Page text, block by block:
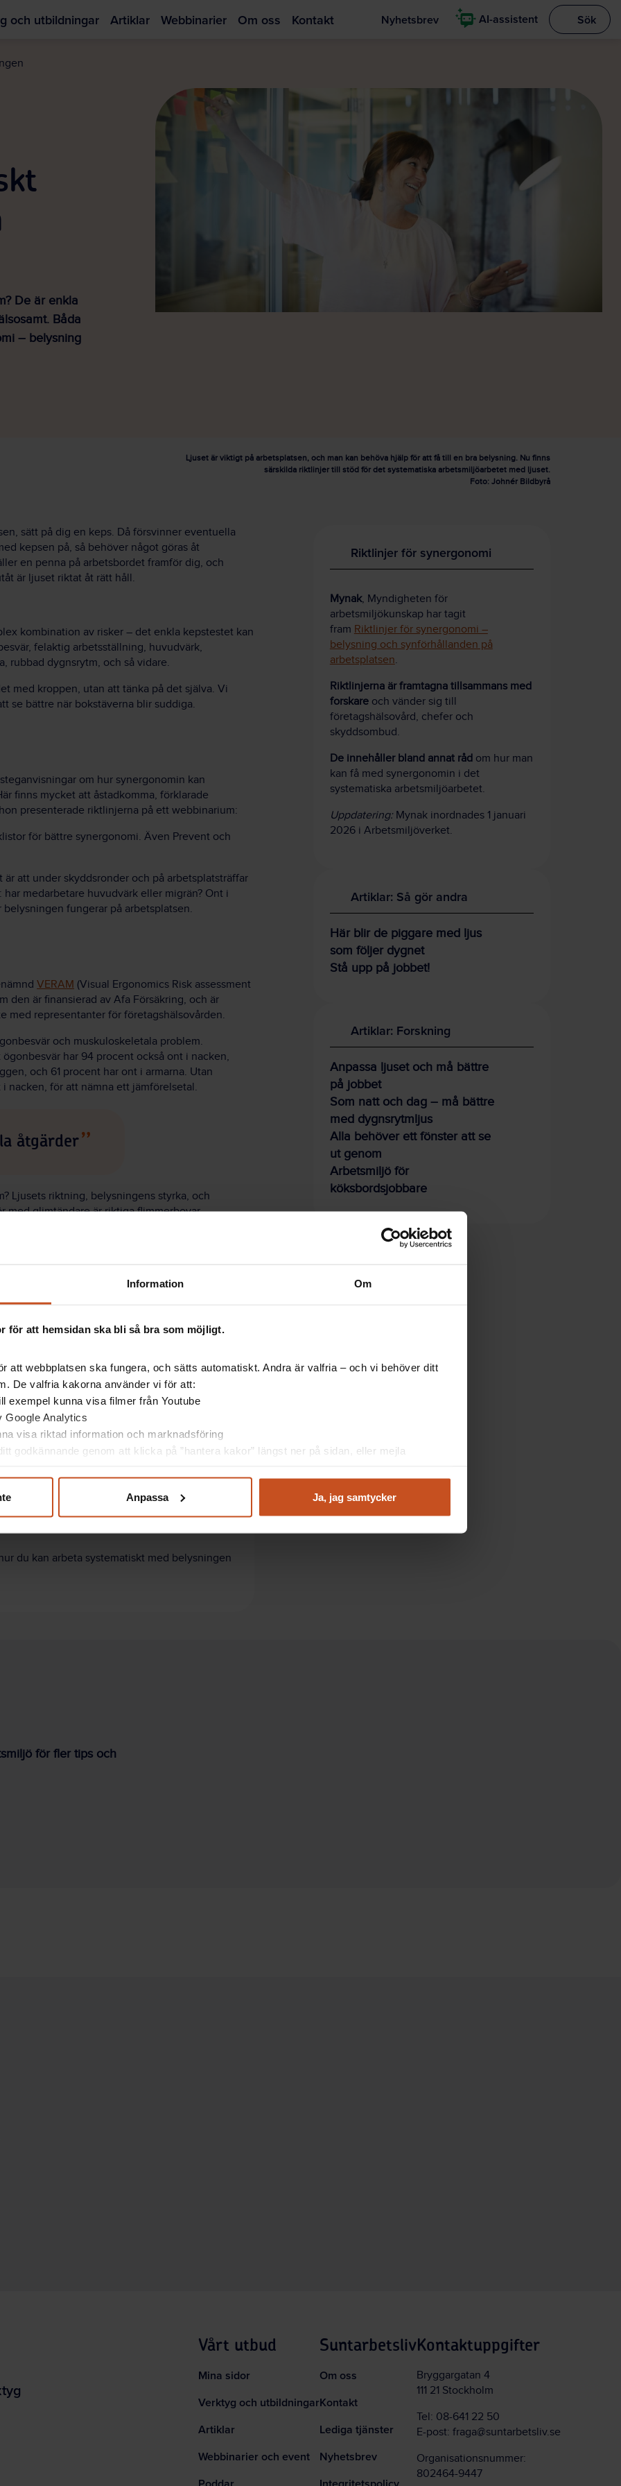
Information Om
för att hemsidan ska bli så bra som möjligt.
att webbplatsen ska fungera, och sätts automatiskt. Andra är valfria – och vi behöver ditt
De valfria kakorna använder vi för att:
exempel kunna visa filmer från Youtube
Google Analytics
visa riktad information och marknadsföring
godkännande genom att klicka på ”hantera kakor” längst ner på sidan, eller mejla
Anpassa Ja, jag samtycker
och utbildningar Artiklar Webbinarier Om oss Kontakt Nyhetsbrev AI-assistent Visa
Sök
De är enkla
Båda
– belysning
Ljuset är viktigt på arbetsplatsen, och man kan behöva hjälp för att få till en bra belysning. Nu finns
särskilda riktlinjer till stöd för det systematiska arbetsmiljöarbetet med ljuset.
Foto: Johnér Bildbyrå
sätt på dig en keps. Då försvinner eventuella
kepsen på, så behöver något göras åt
en penna på arbetsbordet framför dig, och
är ljuset riktat åt rätt håll.
kombination av risker – det enkla kepstestet kan
felaktig arbetsställning, huvudvärk,
rubbad dygnsrytm, och så vidare.
med kroppen, utan att tänka på det själva. Vi
se bättre när bokstäverna blir suddiga.
om hur synergonomin kan
finns mycket att åstadkomma, förklarade
presenterade riktlinjerna på ett webbinarium:
för bättre synergonomi. Även Prevent och
att under skyddsronder och på arbetsplatsträffar
medarbetare huvudvärk eller migrän? Ont i
belysningen fungerar på arbetsplatsen.
VERAM (Visual Ergonomics Risk assessment
den är finansierad av Afa Försäkring, och är
med representanter för företagshälsovården.
och muskuloskeletala problem.
har 94 procent också ont i nacken,
och 61 procent har ont i armarna. Utan
nacken, för att nämna ett jämförelsetal.
åtgärder
Ljusets riktning, belysningens styrka, och
med glimtändare är riktiga flimmerbovar.
på skrivbordet blir viktig. Vitt och svart går bort.
som är bättre för ögat. Den goda nyheten är att
meddelade Inga-Lill Andersson Hjelm.
och man kommer långt med enkla åtgärder, som
egna bildskärmen, många vet inte att man kan
en medarbetarenkät
medarbetarenkät:
för att du ska kunna
migrän som du kopplar
torra, ansträngda eller
du kan arbeta systematiskt med belysningen
Riktlinjer för synergonomi
Mynak, Myndigheten för
arbetsmiljökunskap har tagit
fram Riktlinjer för synergonomi –
belysning och synförhållanden på
arbetsplatsen.
Riktlinjerna är framtagna tillsammans med
forskareoch vänder sig till
företagshälsovård, chefer och
skyddsombud.
De innehåller bland annat råd om hur man
kan få med synergonomin i det
systematiska arbetsmiljöarbetet.
Uppdatering:Mynak inordnades 1 januari
2026 i Arbetsmiljöverket.
Artiklar: Så gör andra
Här blir de piggare med ljus
som följer dygnet
Stå upp på jobbet!
Artiklar: Forskning
Anpassa ljuset och må bättre
på jobbet
Som natt och dag – må bättre
med dygnsrytmljus
Alla behöver ett fönster att se
ut genom
Arbetsmiljö för
köksbordsjobbare
för fler tips och
Vårt utbud
Mina sidor
Verktyg och utbildningar
Artiklar
Webbinarier och event
Suntarbetsliv
Om oss
Kontakt
Lediga tjänster
Nyhetsbrev
Kontaktuppgifter
Bryggargatan 4
111 21 Stockholm
Tel: 08-641 22 50
E-post: fraga@suntarbetsliv.se
Organisationsnummer:
802464-9447